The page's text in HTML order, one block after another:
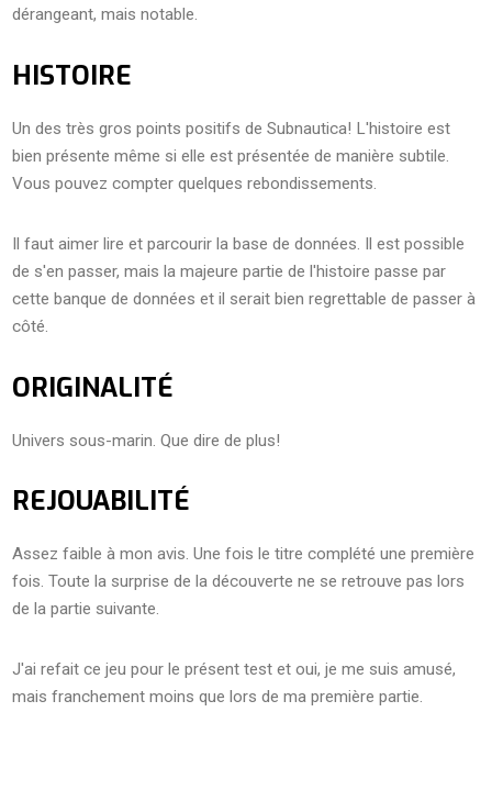
dérangeant, mais notable.
HISTOIRE
Un des très gros points positifs de Subnautica! L'histoire est
bien présente même si elle est présentée de manière subtile.
Vous pouvez compter quelques rebondissements.
Il faut aimer lire et parcourir la base de données. Il est possible
de s'en passer, mais la majeure partie de l'histoire passe par
cette banque de données et il serait bien regrettable de passer à
côté.
ORIGINALITÉ
Univers sous-marin. Que dire de plus!
REJOUABILITÉ
Assez faible à mon avis. Une fois le titre complété une première
fois. Toute la surprise de la découverte ne se retrouve pas lors
de la partie suivante.
J'ai refait ce jeu pour le présent test et oui, je me suis amusé,
mais franchement moins que lors de ma première partie.